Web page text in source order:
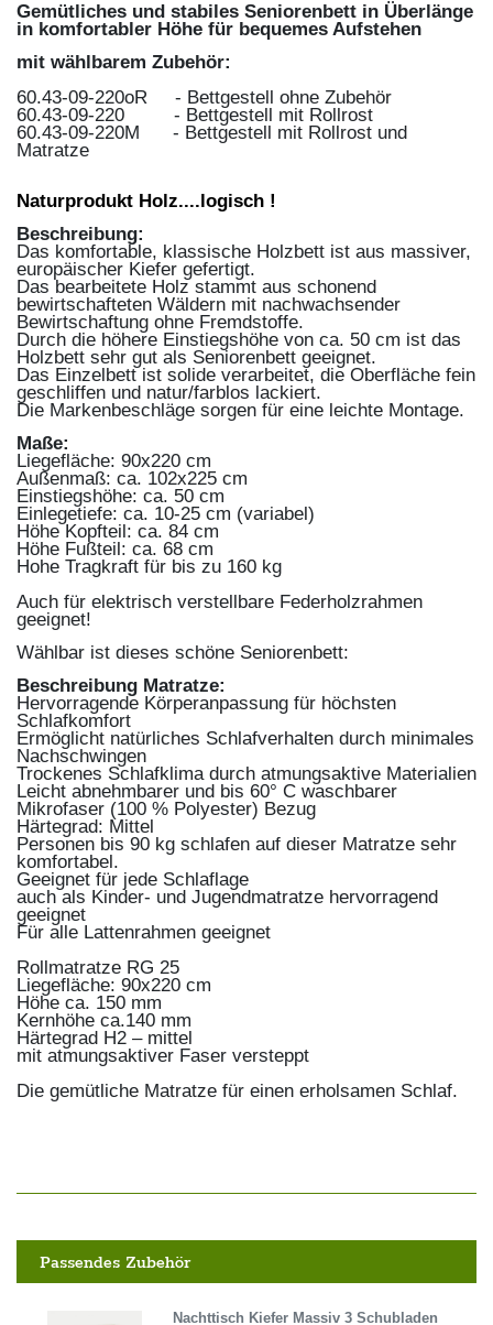
Gemütliches und stabiles Seniorenbett in Überlänge
in komfortabler Höhe für bequemes Aufstehen
mit wählbarem Zubehör:
60.43-09-220oR - Bettgestell ohne Zubehör
60.43-09-220 - Bettgestell mit Rollrost
60.43-09-220M - Bettgestell mit Rollrost und
Matratze
Naturprodukt Holz....logisch !
Beschreibung:
Das komfortable, klassische Holzbett ist aus massiver,
europäischer Kiefer gefertigt.
Das bearbeitete Holz stammt aus schonend
bewirtschafteten Wäldern mit nachwachsender
Bewirtschaftung ohne Fremdstoffe.
Durch die höhere Einstiegshöhe von ca. 50 cm ist das
Holzbett sehr gut als Seniorenbett geeignet.
Das Einzelbett ist solide verarbeitet, die Oberfläche fein
geschliffen und natur/farblos lackiert.
Die Markenbeschläge sorgen für eine leichte Montage.
Maße:
Liegefläche: 90x220 cm
Außenmaß: ca. 102x225 cm
Einstiegshöhe: ca. 50 cm
Einlegetiefe: ca. 10-25 cm (variabel)
Höhe Kopfteil: ca. 84 cm
Höhe Fußteil: ca. 68 cm
Hohe Tragkraft für bis zu 160 kg
Auch für elektrisch verstellbare Federholzrahmen
geeignet!
Wählbar ist dieses schöne Seniorenbett:
Beschreibung Matratze:
Hervorragende Körperanpassung für höchsten
Schlafkomfort
Ermöglicht natürliches Schlafverhalten durch minimales
Nachschwingen
Trockenes Schlafklima durch atmungsaktive Materialien
Leicht abnehmbarer und bis 60° C waschbarer
Mikrofaser (100 % Polyester) Bezug
Härtegrad: Mittel
Personen bis 90 kg schlafen auf dieser Matratze sehr
komfortabel.
Geeignet für jede Schlaflage
auch als Kinder- und Jugendmatratze hervorragend
geeignet
Für alle Lattenrahmen geeignet
Rollmatratze RG 25
Liegefläche: 90x220 cm
Höhe ca. 150 mm
Kernhöhe ca.140 mm
Härtegrad H2 – mittel
mit atmungsaktiver Faser versteppt
Die gemütliche Matratze für einen erholsamen Schlaf.
Passendes Zubehör
Nachttisch Kiefer Massiv 3 Schubladen